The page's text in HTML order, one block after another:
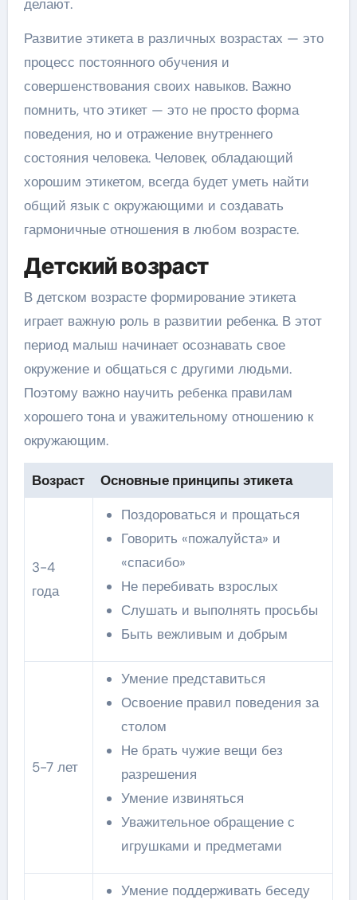
делают.
Развитие этикета в различных возрастах — это
процесс постоянного обучения и
совершенствования своих навыков. Важно
помнить, что этикет — это не просто форма
поведения, но и отражение внутреннего
состояния человека. Человек, обладающий
хорошим этикетом, всегда будет уметь найти
общий язык с окружающими и создавать
гармоничные отношения в любом возрасте.
Детский возраст
В детском возрасте формирование этикета
играет важную роль в развитии ребенка. В этот
период малыш начинает осознавать свое
окружение и общаться с другими людьми.
Поэтому важно научить ребенка правилам
хорошего тона и уважительному отношению к
окружающим.
Возраст Основные принципы этикета
3-4
года
Поздороваться и прощаться
Говорить «пожалуйста» и
«спасибо»
Не перебивать взрослых
Слушать и выполнять просьбы
Быть вежливым и добрым
5-7 лет
Умение представиться
Освоение правил поведения за
столом
Не брать чужие вещи без
разрешения
Умение извиняться
Уважительное обращение с
игрушками и предметами
Умение поддерживать беседу